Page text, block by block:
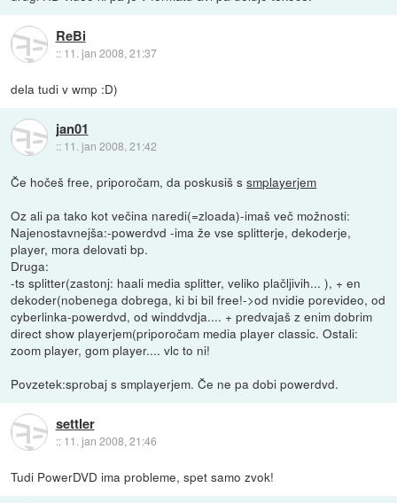
ReBi
:: 11. jan 2008, 21:37
dela tudi v wmp :D)
jan01
:: 11. jan 2008, 21:42
Če hočeš free, priporočam, da poskusiš ssmplayerjem
Oz ali pa tako kot večina naredi(=zloada)-imaš več možnosti:
Najenostavnejša:-powerdvd -ima že vse splitterje, dekoderje,
player, mora delovati bp.
Druga:
-ts splitter(zastonj: haali media splitter, veliko plačljivih... ), + en
dekoder(nobenega dobrega, ki bi bil free!->od nvidie porevideo, od
cyberlinka-powerdvd, od winddvdja.... + predvajaš z enim dobrim
direct show playerjem(priporočam media player classic. Ostali:
zoom player, gom player.... vlc to ni!
Povzetek:sprobaj s smplayerjem. Če ne pa dobi powerdvd.
settler
:: 11. jan 2008, 21:46
Tudi PowerDVD ima probleme, spet samo zvok!